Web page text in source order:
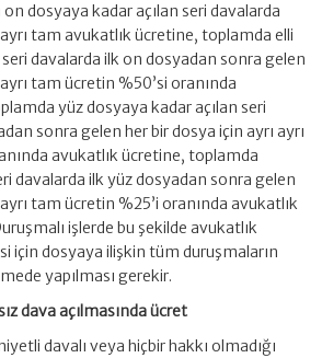
dosyaya kadar açılan seri davalarda
tam avukatlık ücretine, toplamda elli
davalarda ilk on dosyadan sonra gelen
tam ücretin %50’si oranında
yüz dosyaya kadar açılan seri
sonra gelen her bir dosya için ayrı ayrı
avukatlık ücretine, toplamda
davalarda ilk yüz dosyadan sonra gelen
tam ücretin %25’i oranında avukatlık
işlerde bu şekilde avukatlık
için dosyaya ilişkin tüm duruşmaların
yapılması gerekir.
dava açılmasında ücret
davalı veya hiçbir hakkı olmadığı